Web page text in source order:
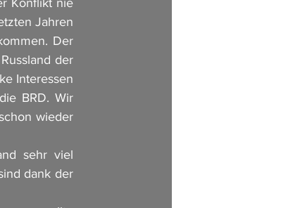
Konflikt nie
Jahren
Der
der
Interessen
BRD. Wir
wieder
sehr viel
dank der